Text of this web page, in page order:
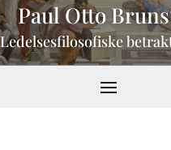
Paul Otto
Ledelsesfilosofiske